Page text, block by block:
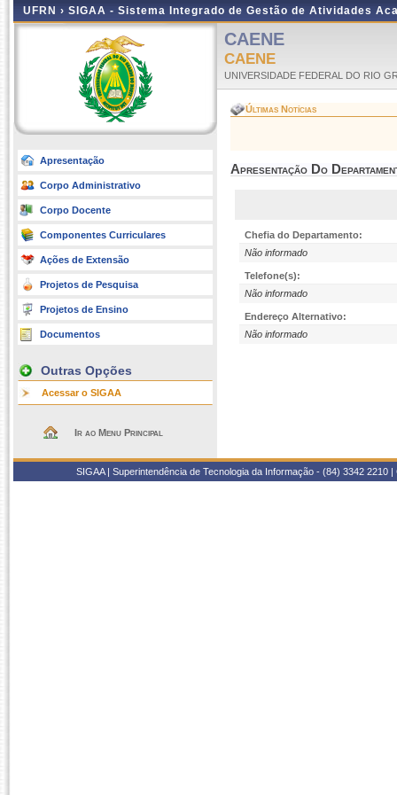
UFRN › SIGAA - Sistema Integrado de Gestão de Atividades
Apresentação
Corpo Administrativo
Corpo Docente
Componentes Curriculares
Ações de Extensão
Projetos de Pesquisa
Projetos de Ensino
Documentos
Outras Opções
Acessar o SIGAA
Ir ao Menu Principal
CAENE
CAENE
UNIVERSIDADE FEDERAL DO RIO
Últimas Notícias
Apresentação Do
Chefia do Departamento:
Não informado
Telefone(s):
Não informado
Endereço Alternativo:
Não informado
SIGAA | Superintendência de Tecnologia da Informação - (84) 3342